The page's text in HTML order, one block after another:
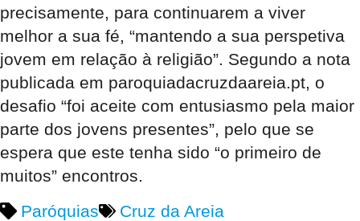
precisamente, para continuarem a viver
melhor a sua fé, “mantendo a sua perspetiva
jovem em relação à religião”. Segundo a nota
publicada em paroquiadacruzdaareia.pt, o
desafio “foi aceite com entusiasmo pela maior
parte dos jovens presentes”, pelo que se
espera que este tenha sido “o primeiro de
muitos” encontros.
Paróquias
Cruz da Areia